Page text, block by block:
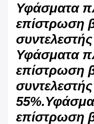
Υφάσματα
επίστρωση
Υφάσματα
επίστρωση
55%.
επίστρωση